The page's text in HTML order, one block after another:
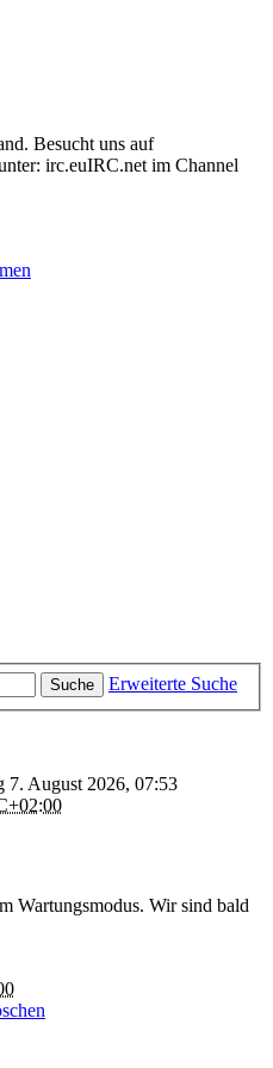
Besucht uns auf
irc.euIRC.net im Channel
Suche Erweiterte Suche
7. August 2026, 07:53
Wartungsmodus. Wir sind bald